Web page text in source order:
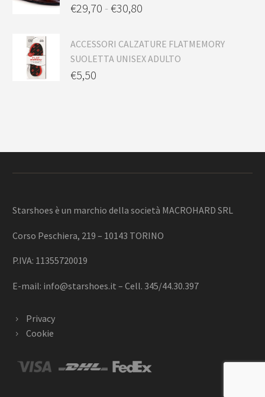
€29,70 - €30,80
ACCESSORI CALZATURE FLATMEMORY
SUOLETTA UNISEX ADULTO
€5,50
Starshoes è un marchio della società MACROHARD SRL
Corso Peschiera, 219 – 10143 TORINO
P.IVA: 11355720019
E-mail: info@starshoes.it – Cell. 345/44.30.397
Privacy
Cookie